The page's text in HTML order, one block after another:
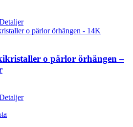
o pärlor örhängen –